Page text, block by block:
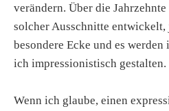
verändern. Über die
solcher Ausschnitte entwickelt,
besondere Ecke und es werden
ich impressionistisch gestalten.
Wenn ich glaube, einen